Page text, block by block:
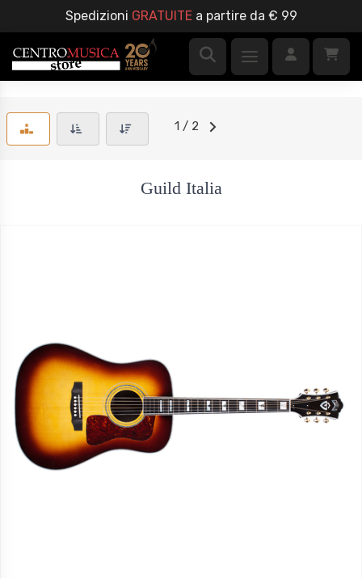
Spedizioni GRATUITEa partire da € 99
1 / 2
Guild Italia